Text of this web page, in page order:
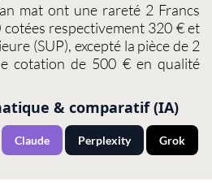
mat ont une rareté 2 Francs
cotées respectivement 320 € et
(SUP), excepté la pièce de 2
cotation de 500 € en qualité
& comparatif (IA)
Claude Perplexity Grok